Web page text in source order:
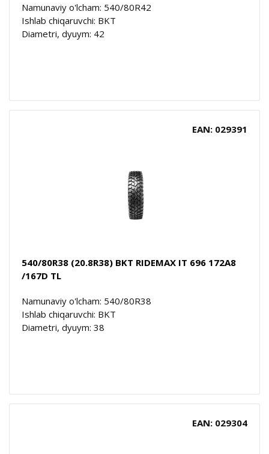
Namunaviy o'lcham: 540/80R42
Ishlab chiqaruvchi: BKT
Diametri, dyuym: 42
EAN: 029391
540/80R38 (20.8R38) BKT RIDEMAX IT 696 172A8
/167D TL
Namunaviy o'lcham: 540/80R38
Ishlab chiqaruvchi: BKT
Diametri, dyuym: 38
EAN: 029304